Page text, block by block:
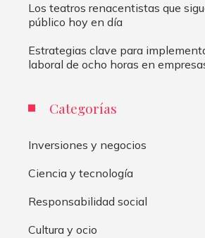
Los teatros renacentistas que
público hoy en día
Estrategias clave para
laboral de ocho horas en
Categorías
Inversiones y negocios
Ciencia y tecnología
Responsabilidad social
Cultura y ocio